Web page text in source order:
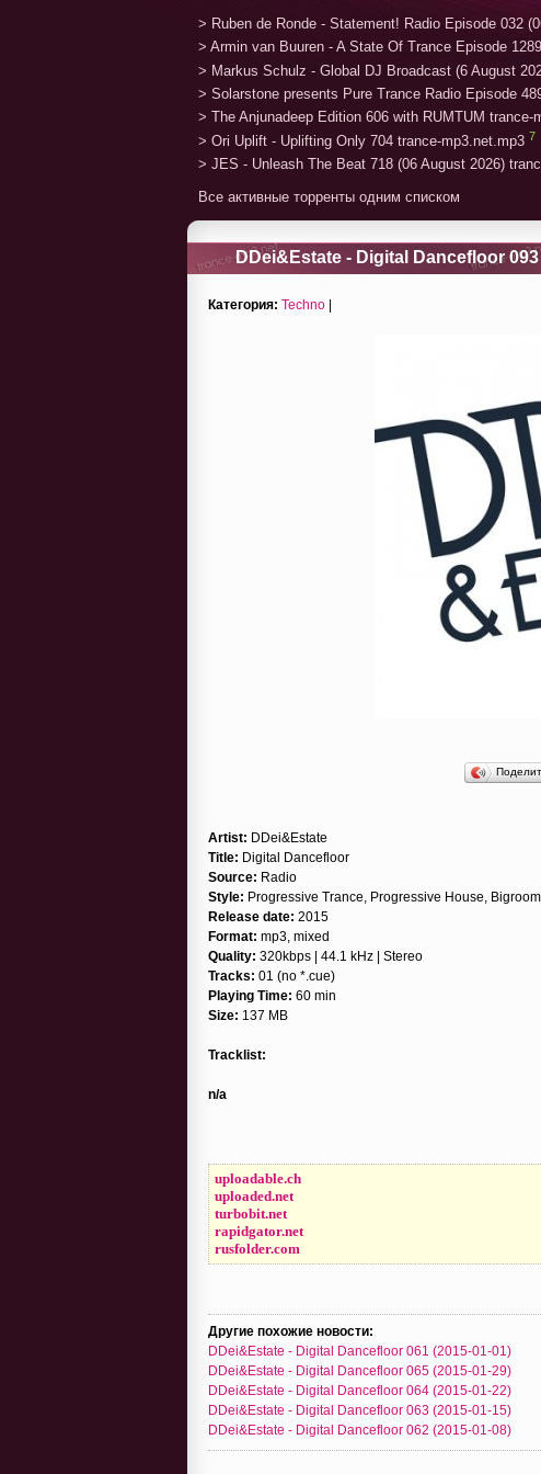
> Ruben de Ronde - Statement! Radio Episode 032
> Armin van Buuren - A State Of Trance Episode
> Markus Schulz - Global DJ Broadcast (6 August
> Solarstone presents Pure Trance Radio Episode
> The Anjunadeep Edition 606 with RUMTUM trance-
> Ori Uplift - Uplifting Only 704 trance-mp3.net.mp3 7
> JES - Unleash The Beat 718 (06 August 2026)
Все активные торренты одним списком
DDei&Estate - Digital Dancefloor 093
Категория: Techno |
Artist: DDei&Estate
Title: Digital Dancefloor
Source: Radio
Style: Progressive Trance, Progressive House,
Release date: 2015
Format: mp3, mixed
Quality: 320kbps | 44.1 kHz | Stereo
Tracks: 01 (no *.cue)
Playing Time: 60 min
Size: 137 MB
Tracklist:
n/a
uploadable.ch
uploaded.net
turbobit.net
rapidgator.net
rusfolder.com
Другие похожие новости:
DDei&Estate - Digital Dancefloor 061 (2015-01-01)
DDei&Estate - Digital Dancefloor 065 (2015-01-29)
DDei&Estate - Digital Dancefloor 064 (2015-01-22)
DDei&Estate - Digital Dancefloor 063 (2015-01-15)
DDei&Estate - Digital Dancefloor 062 (2015-01-08)